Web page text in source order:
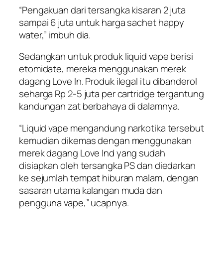
“Pengakuan dari tersangka kisaran 2 juta
sampai 6 juta untuk harga sachet happy
water,” imbuh dia.
Sedangkan untuk produk liquid vape berisi
etomidate, mereka menggunakan merek
dagang Love In. Produk ilegal itu dibanderol
seharga Rp 2-5 juta per cartridge tergantung
kandungan zat berbahaya di dalamnya.
“Liquid vape mengandung narkotika tersebut
kemudian dikemas dengan menggunakan
merek dagang Love Ind yang sudah
disiapkan oleh tersangka PS dan diedarkan
ke sejumlah tempat hiburan malam, dengan
sasaran utama kalangan muda dan
pengguna vape,” ucapnya.